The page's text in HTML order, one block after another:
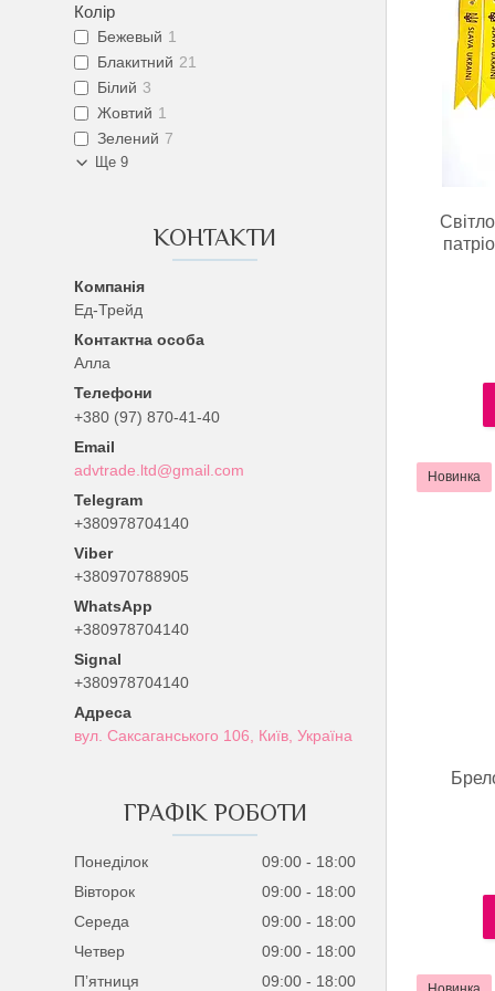
Колір
Бежевый 1
Блакитний 21
Білий 3
Жовтий 1
Зелений 7
Ще 9
КОНТАКТИ
Ед-Трейд
Алла
+380 (97) 870-41-40
advtrade.ltd@gmail.com
+380978704140
+380970788905
+380978704140
Signal
+380978704140
вул. Саксаганського 106, Київ, Україна
ГРАФІК РОБОТИ
Понеділок 09:00
18:00
Вівторок
09:00
18:00
Середа
09:00
18:00
Четвер
09:00
18:00
Пʼятниця
09:00 18:00
Новинка